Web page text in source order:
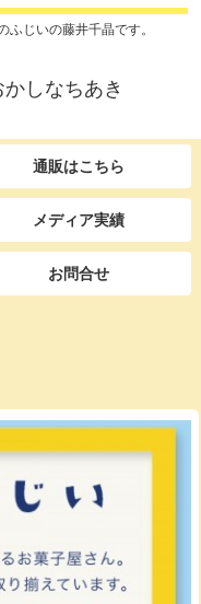
じいの藤井千晶です。
しなちあき
通販はこちら
メディア実績
お問合せ